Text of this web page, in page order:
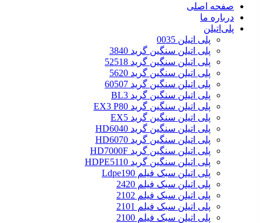
صفحه اصلی
درباره ما
پلی‌اتیلن
پلی اتیلن 0035
پلی اتیلن سنگین گرید 3840
پلی اتیلن سنگین گرید 52518
پلی اتیلن سنگین گرید 5620
پلی اتیلن سنگین گرید 60507
پلی اتیلن سنگین گرید BL3
پلی اتیلن سنگین گرید EX3 P80
پلی اتیلن سنگین گرید EX5
پلی اتیلن سنگین گرید HD6040
پلی اتیلن سنگین گرید HD6070
پلی اتیلن سنگین گرید HD7000F
پلی اتیلن سنگین گرید HDPE5110
پلی اتیلن سبک فیلم Ldpe190
پلی اتیلن سبک فیلم 2420
پلی اتیلن سبک فیلم 2102
پلی اتیلن سبک فیلم 2101
پلی اتیلن سبک فیلم 2100